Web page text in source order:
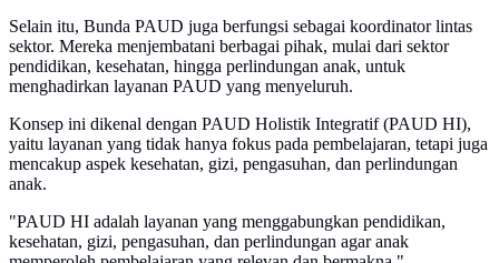
Selain itu, Bunda PAUD juga berfungsi sebagai koordinator lintas
sektor. Mereka menjembatani berbagai pihak, mulai dari sektor
pendidikan, kesehatan, hingga perlindungan anak, untuk
menghadirkan layanan PAUD yang menyeluruh.
Konsep ini dikenal dengan PAUD Holistik Integratif (PAUD HI),
yaitu layanan yang tidak hanya fokus pada pembelajaran, tetapi juga
mencakup aspek kesehatan, gizi, pengasuhan, dan perlindungan
anak.
"PAUD HI adalah layanan yang menggabungkan pendidikan,
kesehatan, gizi, pengasuhan, dan perlindungan agar anak